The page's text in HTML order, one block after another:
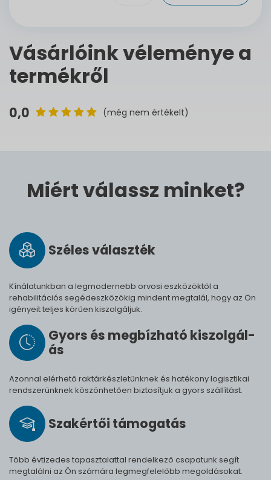
Vásárlóink véleménye a
termékről
0,0 (még nem értékelt)
Miért válassz minket?
Széles vá­lasz­ték
Kínálatunkban a legmodernebb orvosi eszközöktől a
rehabilitációs segédeszközökig mindent megtalál, hogy az Ön
igényeit teljes körűen kiszolgáljuk.
Gyors és meg­bíz­ha­tó ki­szol­gál­
ás
Azonnal elérhető raktárkészletünknek és hatékony logisztikai
rendszerünknek köszönhetően biztosítjuk a gyors szállítást.
Szak­értői tá­mo­ga­tás
Több évtizedes tapasztalattal rendelkező csapatunk segít
megtalálni az Ön számára legmegfelelőbb megoldásokat.